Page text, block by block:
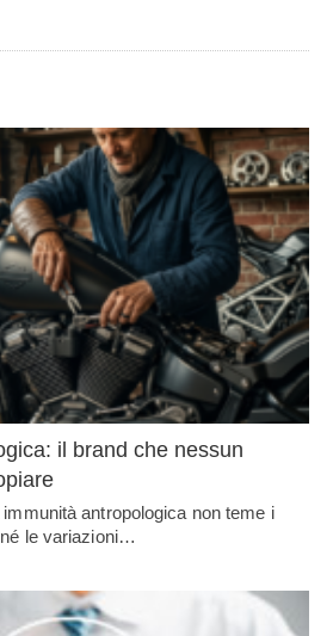
il brand che nessun
antropologica non teme i
le variazioni…